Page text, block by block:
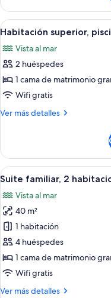
junior,
vistas
al
Abrir
todas
las
fotos
de
Habitación
superior,
vistas
al
mar
6
Habitación superior,
Vista al mar
2 huéspedes
1 cama de matrimonio
Wifi gratis
Ver más detalles
Más
superior,
piscina
privada,
al
mar
Abrir
todas
las
fotos
de
Suite
familiar,
2
habitaciones,
7
Suite familiar, 2
Vista al mar
40 m²
1 habitación
4 huéspedes
1 cama de matrimonio
Wifi gratis
Ver más detalles
Más